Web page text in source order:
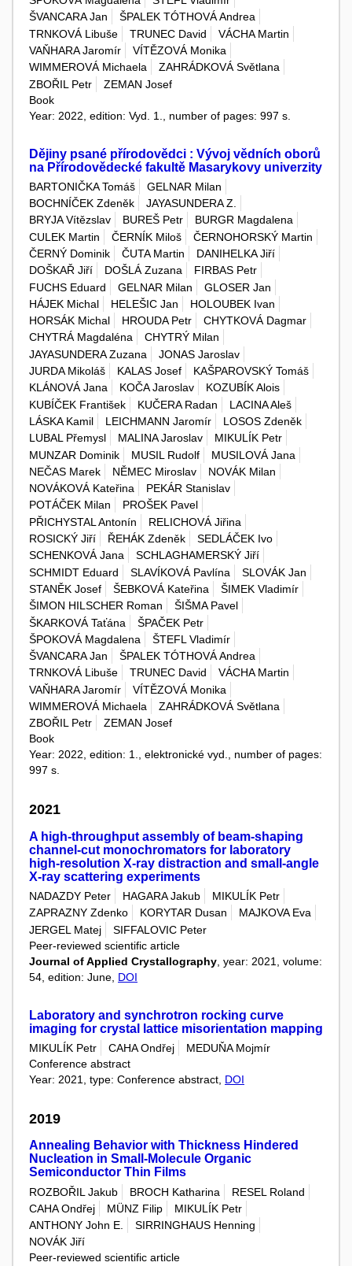
ŠVANCARA Jan
ŠPALEK TÓTHOVÁ Andrea
TRNKOVÁ Libuše
TRUNEC David
VÁCHA Martin
VAŇHARA Jaromír
VÍTĚZOVÁ Monika
WIMMEROVÁ Michaela
ZAHRÁDKOVÁ Světlana
ZBOŘIL Petr
ZEMAN Josef
Book
Year: 2022, edition: Vyd. 1., number of pages: 997 s.
Dějiny psané přírodovědci : Vývoj vědních oborů
na Přírodovědecké fakultě Masarykovy univerzity
BARTONIČKA Tomáš
GELNAR Milan
BOCHNÍČEK Zdeněk
JAYASUNDERA Z.
BRYJA Vítězslav
BUREŠ Petr
BURGR Magdalena
CULEK Martin
ČERNÍK Miloš
ČERNOHORSKÝ Martin
ČERNÝ Dominik
ČUTA Martin
DANIHELKA Jiří
DOŠKAŘ Jiří
DOŠLÁ Zuzana
FIRBAS Petr
FUCHS Eduard
GELNAR Milan
GLOSER Jan
HÁJEK Michal
HELEŠIC Jan
HOLOUBEK Ivan
HORSÁK Michal
HROUDA Petr
CHYTKOVÁ Dagmar
CHYTRÁ Magdaléna
CHYTRÝ Milan
JAYASUNDERA Zuzana
JONAS Jaroslav
JURDA Mikoláš
KALAS Josef
KAŠPAROVSKÝ Tomáš
KLÁNOVÁ Jana
KOČA Jaroslav
KOZUBÍK Alois
KUBÍČEK František
KUČERA Radan
LACINA Aleš
LÁSKA Kamil
LEICHMANN Jaromír
LOSOS Zdeněk
LUBAL Přemysl
MALINA Jaroslav
MIKULÍK Petr
MUNZAR Dominik
MUSIL Rudolf
MUSILOVÁ Jana
NEČAS Marek
NĚMEC Miroslav
NOVÁK Milan
NOVÁKOVÁ Kateřina
PEKÁR Stanislav
POTÁČEK Milan
PROŠEK Pavel
PŘICHYSTAL Antonín
RELICHOVÁ Jiřina
ROSICKÝ Jiří
ŘEHÁK Zdeněk
SEDLÁČEK Ivo
SCHENKOVÁ Jana
SCHLAGHAMERSKÝ Jiří
SCHMIDT Eduard
SLAVÍKOVÁ Pavlína
SLOVÁK Jan
STANĚK Josef
ŠEBKOVÁ Kateřina
ŠIMEK Vladimír
ŠIMON HILSCHER Roman
ŠIŠMA Pavel
ŠKARKOVÁ Taťána
ŠPAČEK Petr
ŠPOKOVÁ Magdalena
ŠTEFL Vladimír
ŠVANCARA Jan
ŠPALEK TÓTHOVÁ Andrea
TRNKOVÁ Libuše
TRUNEC David
VÁCHA Martin
VAŇHARA Jaromír
VÍTĚZOVÁ Monika
WIMMEROVÁ Michaela
ZAHRÁDKOVÁ Světlana
ZBOŘIL Petr
ZEMAN Josef
Book
Year: 2022, edition: 1., elektronické vyd., number of pages:
997 s.
2021
A high-throughput assembly of beam-shaping
channel-cut monochromators for laboratory
high-resolution X-ray distraction and small-angle
X-ray scattering experiments
NADAZDY Peter HAGARA Jakub
MIKULÍK Petr
ZAPRAZNY Zdenko
KORYTAR Dusan
MAJKOVA Eva
JERGEL Matej
SIFFALOVIC Peter
Peer-reviewed scientific article
Journal of Applied Crystallography , year: 2021, volume:
54, edition: June, DOI
Laboratory and synchrotron rocking curve
imaging for crystal lattice misorientation mapping
MIKULÍK Petr CAHA Ondřej
MEDUŇA Mojmír
Conference abstract
Year: 2021, type: Conference abstract, DOI
2019
Annealing Behavior with Thickness Hindered
Nucleation in Small-Molecule Organic
Semiconductor Thin Films
ROZBOŘIL Jakub BROCH Katharina
RESEL Roland
CAHA Ondřej
MÜNZ Filip
MIKULÍK Petr
ANTHONY John E.
SIRRINGHAUS Henning
NOVÁK Jiří
Peer-reviewed scientific article